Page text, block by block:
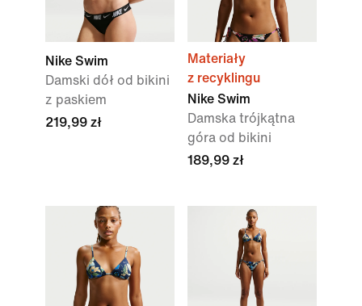
Nike Swim
Damski dół od bikini
z paskiem
219,99 zł
Materiały
z recyklingu
Nike Swim
Damska trójkątna
góra od bikini
189,99 zł